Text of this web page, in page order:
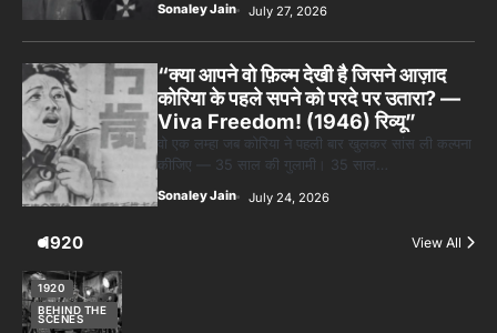
Sonaley Jain July 27, 2026
“क्या आपने वो फ़िल्म देखी है जिसने आज़ाद
कोरिया के पहले सपने को परदे पर उतारा? —
Viva Freedom! (1946) रिव्यू”
वो एक लम्हा जब कोरिया ने पहली बार खुलकर सांस ली कल्पना
कीजिए — 35 साल की गुलामी। 35 साल…
Sonaley Jain July 24, 2026
1920 View All
1920
BEHIND THE
SCENES